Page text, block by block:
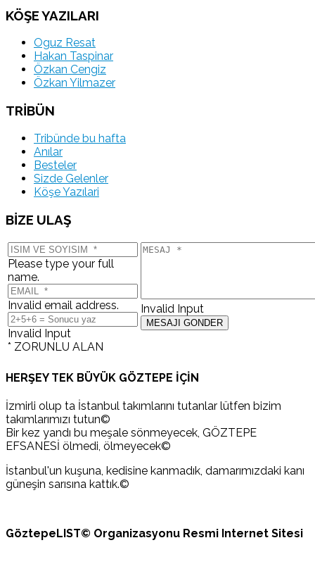
KÖŞE YAZILARI
Oguz Resat
Hakan Taspinar
Özkan Cengiz
Özkan Yilmazer
TRİBÜN
Tribünde bu hafta
Anılar
Besteler
Sizde Gelenler
Köşe Yazılari
BİZE ULAŞ
Please type your full
name.
Invalid email address.
Invalid Input
* ZORUNLU ALAN
Invalid Input
HERŞEY TEK BÜYÜK GÖZTEPE İÇİN
İzmirli olup ta İstanbul takımlarını tutanlar lütfen bizim
takımlarımızı tutun©
Bir kez yandı bu meşale sönmeyecek, GÖZTEPE
EFSANESİ ölmedi, ölmeyecek©
İstanbul'un kuşuna, kedisine kanmadık, damarımızdaki kanı
güneşin sarısına kattık.©
GöztepeLIST© Organizasyonu Resmi Internet Sitesi